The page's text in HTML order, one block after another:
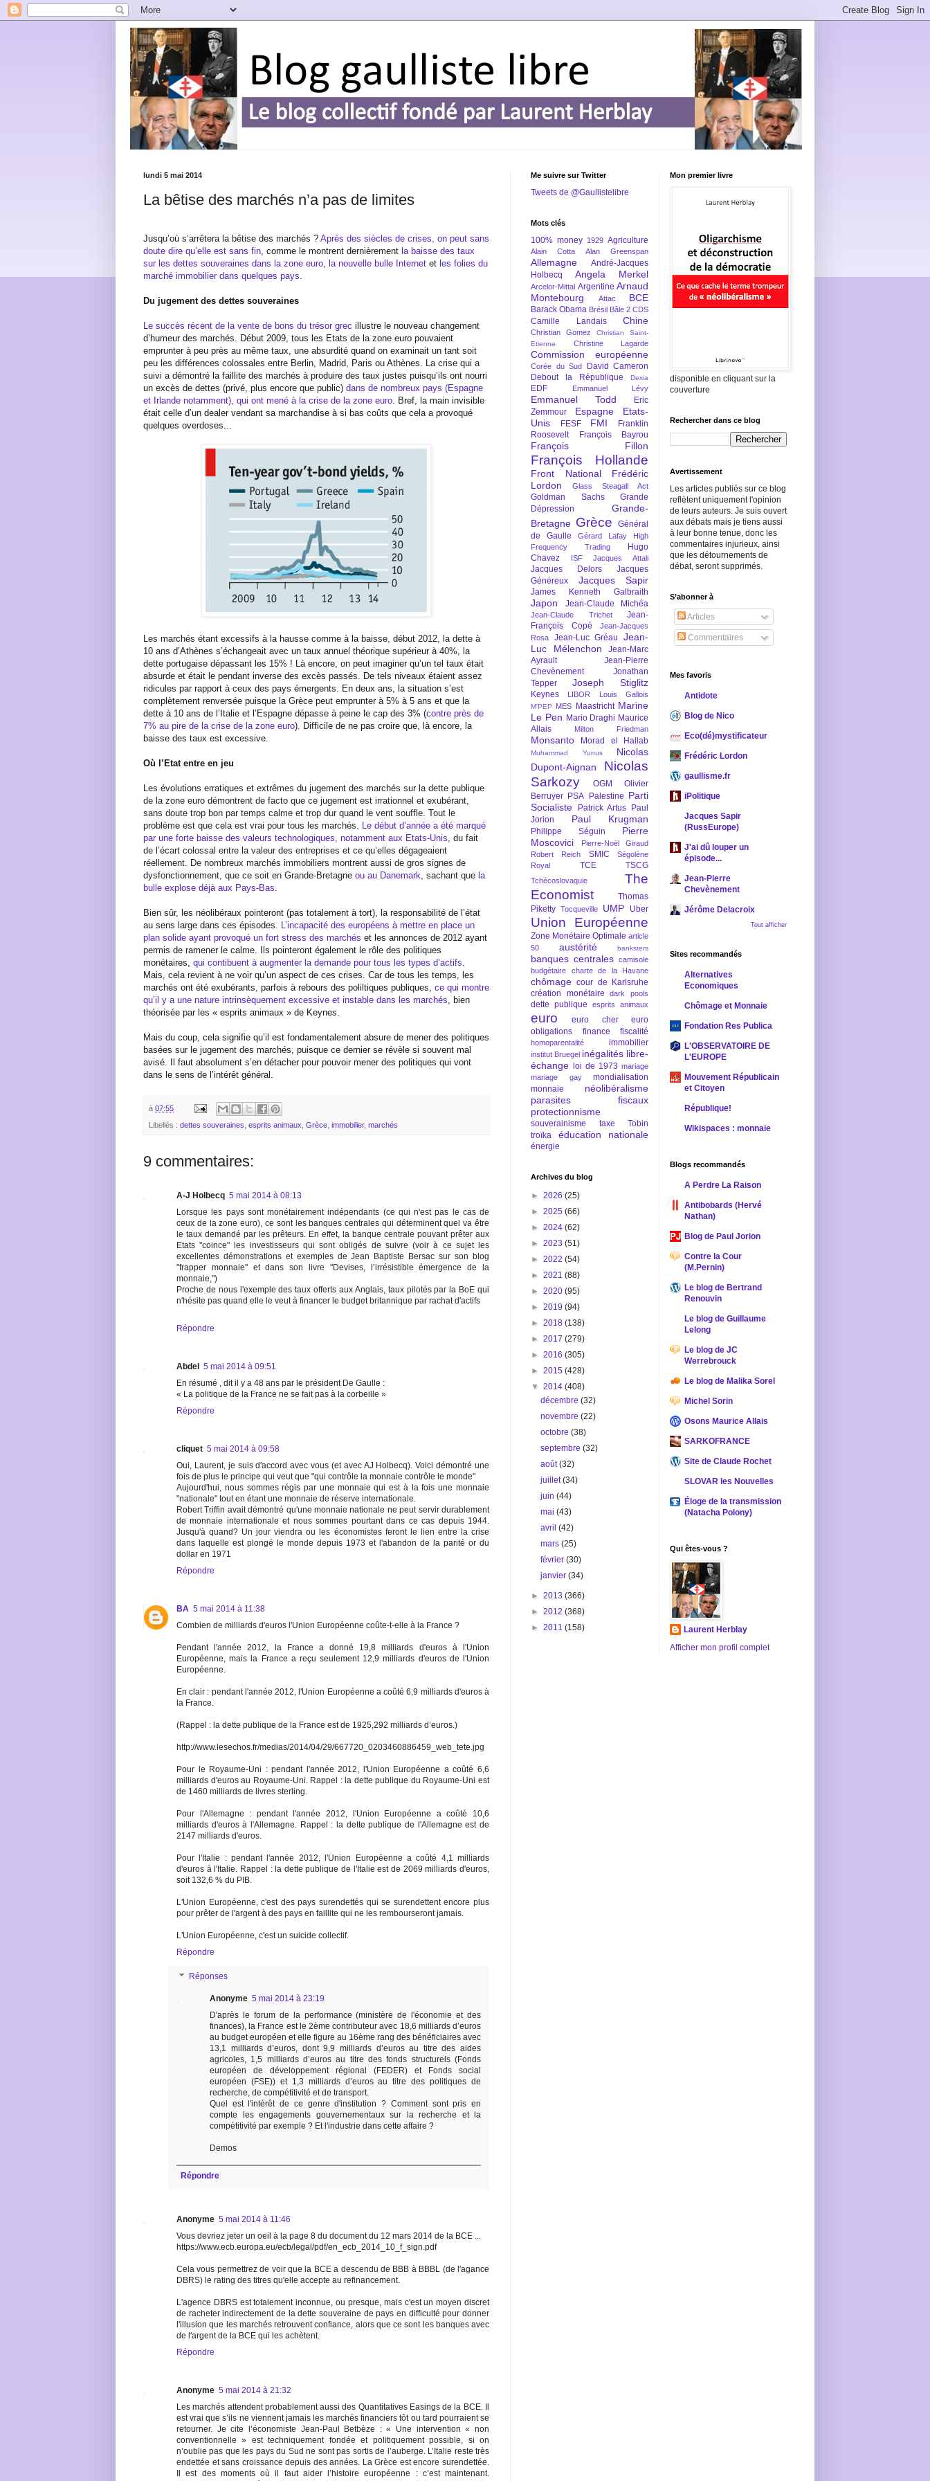
lundi 5 mai 2014
La bêtise des marchés n’a pas de limites
Jusqu’où s’arrêtera la bêtise des marchés ? Après des siècles de crises, on peut sans
doute dire qu’elle est sans fin , comme le montrent dernièrement la baisse des taux
sur les dettes souveraines dans la zone euro la nouvelle bulle Internet et les folies du
marché immobilier dans quelques pays
Du jugement des dettes souveraines
Le succès récent de la vente de bons du trésor grec illustre le nouveau changement
d’humeur des marchés. Début 2009, tous les Etats de la zone euro pouvaient
emprunter à peu près au même taux, une absurdité quand on examinait un tant soit
peu les différences colossales entre Berlin, Madrid, Paris ou Athènes. La crise qui a
suivi a démontré la faillite des marchés à produire des taux justes puisqu’ils ont nourri
un excès de dettes (privé, plus encore que public) dans de nombreux pays (Espagne
et Irlande notamment), qui ont mené à la crise de la zone euro . Bref, la main invisible
était celle d’un dealer vendant sa marchandise à si bas coûts que cela a provoqué
quelques overdoses...
Les marchés étant excessifs à la hausse comme à la baisse, début 2012, la dette à
10 ans d’Athènes s’échangeait avec un taux annuel théorique supérieur à 40%, la
dette portugaise dépassant les 15% ! Là encore, on peut imaginer qu’un tel taux était
absurde et était le pendant inverse des excès passés. De tels niveaux étaient assez
ridicules par rapport à ceux des pays émergents. En deux ans, la situation s’est
complètement renversée puisque la Grèce peut emprunter à 5% à 5 ans et que la
dette à 10 ans de l’Italie et l’Espagne dépasse à peine le cap des 3% (contre près de
7% au pire de la crise de la zone euro). Difficile de ne pas croire que, là encore, la
baisse des taux est excessive.
Où l’Etat entre en jeu
Les évolutions erratiques et extrêmes du jugement des marchés sur la dette publique
de la zone euro démontrent de facto que ce jugement est irrationnel et exubérant,
sans doute trop bon par temps calme et trop dur quand le vent souffle. Tout le
problème est que cela est vrai pour tous les marchés. Le début d’année a été marqué
par une forte baisse des valeurs technologiques, notamment aux Etats-Unis , du fait
de l’écart colossal entre la valeur des entreprises et ce qu’elles dégageaient
réellement. De nombreux marchés immobiliers montrent aussi de gros signes de
dysfonctionnement, que ce soit en Grande-Bretagne ou au Danemark , sachant que la
bulle explose déjà aux Pays-Bas
Bien sûr, les néolibéraux pointeront (pas totalement à tort), la responsabilité de l’état
au sens large dans ces épisodes. L’incapacité des européens à mettre en place un
plan solide ayant provoqué un fort stress des marchés et les annonces de 2012 ayant
permis de ramener le calme. Ils pointeront également le rôle des politiques
monétaires, qui contibuent à augmenter la demande pour tous les types d’actifs
Mais, cela revient à ne voir qu’un aspect de ces crises. Car de tous les temps, les
marchés ont été exubérants, parfois à rebours des poliltiques publiques, ce qui montre
qu’il y a une nature intrinsèquement excessive et instable dans les marchés , bien
théorisée par les « esprits animaux » de Keynes.
Mais du coup, cela signifie qu’il est fondamentalement absure de mener des politiques
basées sur le jugement des marchés, puisque ce dernier se révèle si souvent mal
avisé. Il faut absolument s’en détacher pour pouvoir mener des politiques qui vont
dans le sens de l’intérêt général.
à 07:55
Libellés : dettes souveraines esprits animaux Grèce immobilier, marchés
9 commentaires:
A-J Holbecq 5 mai 2014 à 08:13
Lorsque les pays sont monétairement indépendants (ce qui n'est pas le cas de
ceux de la zone euro), ce sont les banques centrales qui déterminent quel va être
le taux demandé par les prêteurs. En effet, la banque centrale pouvant prêter aux
Etats "coince" les investisseurs qui sont obligés de suivre (voir à ce sujet les
excellentes démonstrations et exemples de Jean Baptiste Bersac sur son blog
"frapper monnaie" et dans son livre "Devises, l’irrésistible émergence de la
monnaie,")
Proche de nous l'exemple des taux offerts aux Anglais, taux pilotés par la BoE qui
n'hésite pas quand elle le veut à financer le budget britannique par rachat d'actifs
Répondre
Abdel
5 mai 2014 à 09:51
En résumé , dit il y a 48 ans par le président De Gaulle :
« La politique de la France ne se fait pas à la corbeille »
Répondre
cliquet 5 mai 2014 à 09:58
Oui, Laurent, je suis d'accord avec vous (et avec AJ Holbecq). Voici démontré une
fois de plus le principe qui veut que "qui contrôle la monnaie contrôle le monde"
Aujourd'hui, nous sommes régis par une monnaie qui est à la fois une monnaie
"nationale" tout en étant une monnaie de réserve internationale.
Robert Triffin avait démontré qu'une monnaie nationale ne peut servir durablement
de monnaie internationale et nous sommes pourtant dans ce cas depuis 1944.
Jusqu'à quand? Un jour viendra ou les économistes feront le lien entre la crise
dans laquelle est plongé le monde depuis 1973 et l'abandon de la parité or du
dollar en 1971
Répondre
BA 5 mai 2014 à 11:38
Combien de milliards d'euros l'Union Européenne coûte-t-elle à la France ?
Pendant l'année 2012, la France a donné 19,8 milliards d'euros à l'Union
Européenne, mais la France a reçu seulement 12,9 milliards d'euros de l'Union
Européenne.
En clair : pendant l'année 2012, l'Union Européenne a coûté 6,9 milliards d'euros à
la France.
(Rappel : la dette publique de la France est de 1925,292 milliards d’euros.)
http://www.lesechos.fr/medias/2014/04/29/667720_0203460886459_web_tete.jpg
Pour le Royaume-Uni : pendant l'année 2012, l'Union Européenne a coûté 6,6
milliards d'euros au Royaume-Uni. Rappel : la dette publique du Royaume-Uni est
de 1460 milliards de livres sterling.
Pour l'Allemagne : pendant l'année 2012, l'Union Européenne a coûté 10,6
milliards d'euros à l'Allemagne. Rappel : la dette publique de l'Allemagne est de
2147 milliards d'euros.
Pour l'Italie : pendant l'année 2012, l'Union Européenne a coûté 4,1 milliards
d'euros à l'Italie. Rappel : la dette publique de l'Italie est de 2069 milliards d'euros,
soit 132,6 % du PIB.
L'Union Européenne, c'est des pays surendettés qui se surendettent encore plus
pour prêter de l'argent à des pays en faillite qui ne les rembourseront jamais.
L'Union Européenne, c'est un suicide collectif.
Répondre
Réponses
Anonyme 5 mai 2014 à 23:19
D'après le forum de la performance (ministère de l'économie et des
finances), la France est le 2ème contributeur avec 18,6 milliards d’euros
au budget européen et elle figure au 16ème rang des bénéficiaires avec
13,1 milliards d’euros, dont 9,9 milliards d’euros au titre des aides
agricoles, 1,5 milliards d’euros au titre des fonds structurels (Fonds
européen de développement régional (FEDER) et Fonds social
européen (FSE)) et 1,3 milliards d’euros au titre des politiques de
recherche, de compétitivité et de transport.
Quel est l'intérêt de ce genre d'institution ? Comment sont pris en
compte les engagements gouvernementaux sur la recherche et la
compétitivité par exemple ? Et l'industrie dans cette affaire ?
Demos
Répondre
Anonyme 5 mai 2014 à 11:46
Vous devriez jeter un oeil à la page 8 du document du 12 mars 2014 de la BCE ...
https://www.ecb.europa.eu/ecb/legal/pdf/en_ecb_2014_10_f_sign.pdf
Cela vous permettrez de voir que la BCE a descendu de BBB à BBBL (de l'agance
DBRS) le rating des titres qu'elle accepte au refinancement.
L'agence DBRS est totalement inconnue, ou presque, mais c'est un moyen discret
de racheter indirectement de la dette souveraine de pays en difficulté pour donner
l'illusion que les marchés retrouvent confiance, alors que ce sont les banques avec
de l'argent de la BCE qui les achètent.
Répondre
Anonyme 5 mai 2014 à 21:32
Les marchés attendent probablement aussi des Quantitatives Easings de la BCE. Il
est vrai que s’ils ne viennent jamais les marchés financiers tôt ou tard pourraient se
retourner. Je cite l’économiste Jean-Paul Betbèze : « Une intervention « non
conventionnelle » est techniquement fondée et politiquement possible, si on
n’oublie pas que les pays du Sud ne sont pas sortis de l’auberge. L’Italie reste très
endettée et sans croissance depuis des années. La Grèce est encore surendettée.
Il est des moments où il faut aider l’histoire européenne : c’est maintenant.
Me suivre sur Twitter
Tweets de @Gaullistelibre
Mots clés
100% money 1929 Agriculture
Alain Cotta Alan Greenspan
Allemagne
André-Jacques
Holbecq
Angela Merkel
Arcelor-Mittal Argentine Arnaud
Montebourg
Attac BCE
Barack Obama Brésil Bâle 2 CDS
Camille Landais Chine
Christian Gomez
Christian Saint-
Etienne
Christine Lagarde
Commission européenne
Corée du Sud
David Cameron
Debout la République
Dexia
EDF Emmanuel Lévy
Emmanuel Todd
Eric
Zemmour
Espagne
Etats-
Unis
FESF FMI
Franklin
Roosevelt
François Bayrou
François Fillon
François Hollande
Front National
Frédéric
Lordon
Glass Steagall Act
Goldman Sachs
Grande
Dépression
Grande-
Bretagne Grèce
Général
de Gaulle
Gérard Lafay
High
Frequency Trading
Hugo
Chavez
ISF Jacques Attali
Jacques Delors
Jacques
Généreux
Jacques Sapir
James Kenneth Galbraith
Japon Jean-Claude Michéa
Jean-Claude Trichet
Jean-
François Copé
Jean-Jacques
Rosa
Jean-Luc Gréau
Jean-
Luc Mélenchon
Jean-Marc
Ayrault
Jean-Pierre
Chevènement
Jonathan
Tepper
Joseph Stiglitz
Keynes LIBOR Louis Gallois
M'PEP MES Maastricht Marine
Le Pen Mario Draghi Maurice
Allais
Milton Friedman
Monsanto Morad el Hallab
Muhammad Yunus
Nicolas
Dupont-Aignan
Nicolas
Sarkozy
OGM
Olivier
Berruyer PSA Palestine Parti
Socialiste
Patrick Artus
Paul
Jorion
Paul Krugman
Philippe Séguin
Pierre
Moscovici
Pierre-Noël Giraud
Robert Reich
SMIC
Ségolène
Royal
TCE TSCG
Tchécoslovaquie
The
Economist
Thomas
Piketty Tocqueville UMP Uber
Union Européenne
Zone Monétaire Optimale article
50
austérité banksters
banques centrales camisole
budgétaire
charte de la Havane
chômage cour de Karlsruhe
création monétaire
dark pools
dette publique esprits animaux
euro euro cher
euro
obligations
finance fiscalité
homoparentalité immobilier
institut Bruegel inégalités libre-
échange
loi de 1973 mariage
mariage gay
mondialisation
monnaie
néolibéralisme
parasites fiscaux
protectionnisme
souverainisme
taxe Tobin
troïka
éducation nationale
énergie
Archives du blog
► 2026 (25)
► 2025 (66)
► 2024 (62)
► 2023 (51)
► 2022 (54)
► 2021 (88)
► 2020 (95)
► 2019 (94)
► 2018 (138)
► 2017 (279)
► 2016 (305)
► 2015 (428)
▼ 2014 (408)
décembre(32)
novembre(22)
octobre(38)
septembre(32)
août(32)
juillet(34)
juin(44)
mai(43)
avril(42)
mars(25)
février(30)
janvier(34)
► 2013 (366)
► 2012 (368)
► 2011 (158)
Mon premier livre
disponible en cliquant sur la
couverture
Rechercher dans ce blog
Avertissement
Les articles publiés sur ce blog
reflètent uniquement l'opinion
de leurs auteurs. Je suis ouvert
aux débats mais je tiens aussi
à leur bonne tenue, donc les
commentaires injurieux, ainsi
que les détournements de
débat, seront supprimés.
S’abonner à
Articles
Commentaires
Mes favoris
Antidote
Blog de Nico
Eco(dé)mystificateur
Frédéric Lordon
gaullisme.fr
iPolitique
Jacques Sapir
(RussEurope)
J'ai dû louper un
épisode...
Jean-Pierre
Chevènement
Jérôme Delacroix
Tout afficher
Sites recommandés
Alternatives
Economiques
Chômage et Monnaie
Fondation Res Publica
L'OBSERVATOIRE DE
L'EUROPE
Mouvement Républicain
et Citoyen
République!
Wikispaces : monnaie
Blogs recommandés
A Perdre La Raison
Antibobards (Hervé
Nathan)
Blog de Paul Jorion
Contre la Cour
(M.Pernin)
Le blog de Bertrand
Renouvin
Le blog de Guillaume
Lelong
Le blog de JC
Werrebrouck
Le blog de Malika Sorel
Michel Sorin
Osons Maurice Allais
SARKOFRANCE
Site de Claude Rochet
SLOVAR les Nouvelles
Éloge de la transmission
(Natacha Polony)
Qui êtes-vous ?
Laurent Herblay
Afficher mon profil complet